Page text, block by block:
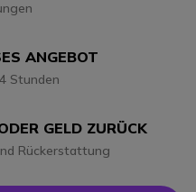
ANGEBOT
Stunden
GELD ZURÜCK
Rückerstattung